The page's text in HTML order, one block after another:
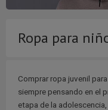
Ropa para
Comprar ropa juvenil
siempre pensando en el
etapa de la